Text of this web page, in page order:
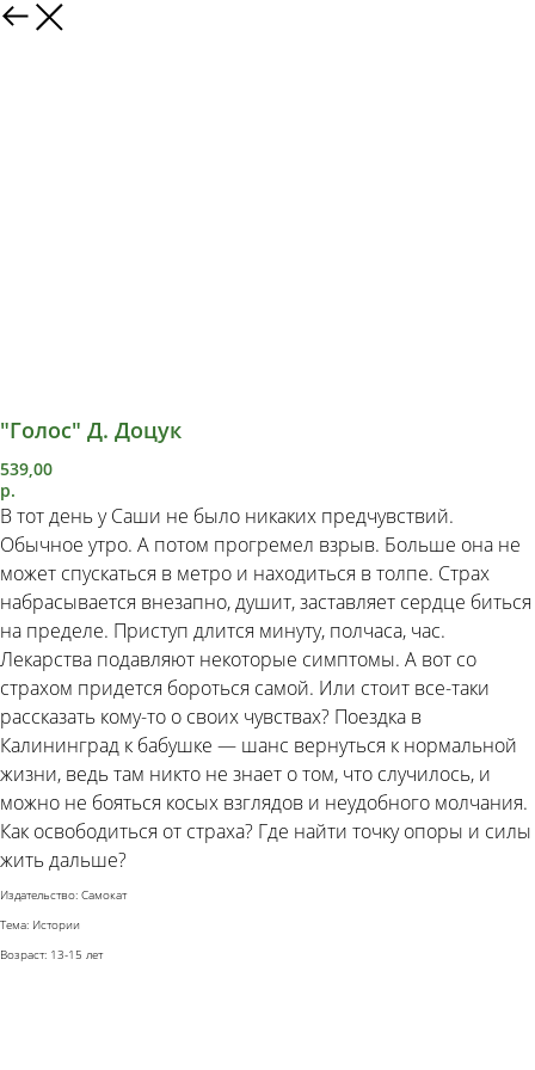
"Голос" Д. Доцук
539,00
р.
В тот день у Саши не было никаких предчувствий.
Обычное утро. А потом прогремел взрыв. Больше она не
может спускаться в метро и находиться в толпе. Страх
набрасывается внезапно, душит, заставляет сердце биться
на пределе. Приступ длится минуту, полчаса, час.
Лекарства подавляют некоторые симптомы. А вот со
страхом придется бороться самой. Или стоит все-таки
рассказать кому-то о своих чувствах? Поездка в
Калининград к бабушке — шанс вернуться к нормальной
жизни, ведь там никто не знает о том, что случилось, и
можно не бояться косых взглядов и неудобного молчания.
Как освободиться от страха? Где найти точку опоры и силы
жить дальше?
Издательство: Самокат
Тема: Истории
Возраст: 13-15 лет